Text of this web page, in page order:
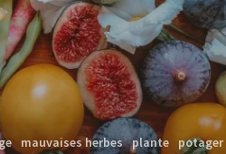
mauvaises herbes plante potager